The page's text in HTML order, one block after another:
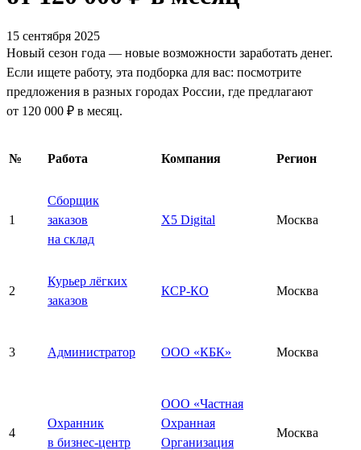
15 сентября 2025
Новый сезон года — новые возможности заработать денег.
Если ищете работу, эта подборка для вас: посмотрите
предложения в разных городах России, где предлагают
от 120 000 ₽ в месяц.
№ Работа Компания Регион
1
Сборщик
заказов
на склад
X5 Digital Москва
2
Курьер лёгких
заказов
КСР-КО Москва
3 Администратор ООО «КБК» Москва
4
Охранник
в бизнес-центр
ООО «Частная
Охранная
Организация
Москва